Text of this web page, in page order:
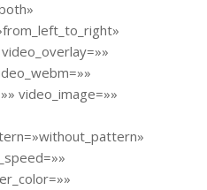
video_image=»»